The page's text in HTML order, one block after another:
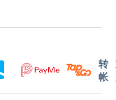
家属陪同。
内完成，并通过
途径查看体检报
转
帐